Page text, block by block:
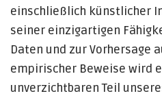
einschließlich künstlicher
seiner einzigartigen
Daten und zur Vorhersage
empirischer Beweise wird
unverzichtbaren Teil